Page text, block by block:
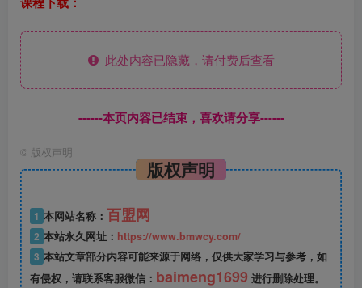
此处内容已隐藏，请付费后查看
------本页内容已结束，喜欢请分享------
© 版权声明
版权声明
1 本网站名称： 百盟网
2 本站永久网址： https://www.bmwcy.com/
3 本站文章部分内容可能来源于网络，仅供大家学习与参考，如
有侵权，请联系客服微信： baimeng1699 进行删除处理。